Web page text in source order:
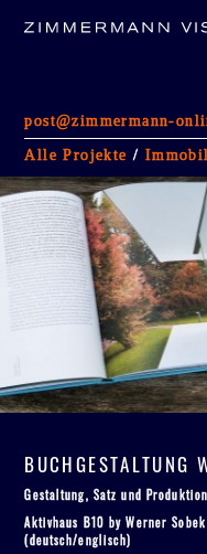
ALLE PROJEKTE
FOTOGRAFIE(5)
GESTALTUNG IM RAUM
IMMOBILIENMARKETING
Werbeagentur Stuttgart
Impressum/AGB
Datenschutzerklärung
Zimmermann
VK
bei
Zimmermann
VK
bei
Zimmermann
VK
Alle Projekte /
BUCHGESTALTUNG
Gestaltung, Satz und
Aktivhaus B10 by Werner
(deutsch/englisch)
post@zimmermann-